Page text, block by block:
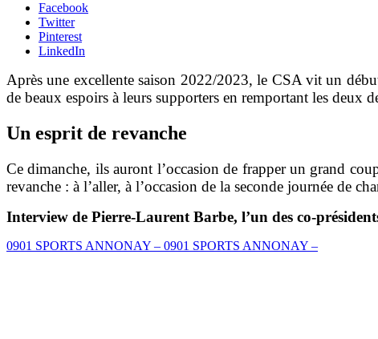
Facebook
Twitter
Pinterest
LinkedIn
Après une excellente saison 2022/2023, le CSA vit un
de beaux espoirs à leurs supporters en remportant les deux
Un esprit de revanche
Ce dimanche, ils auront l’occasion de frapper un grand
revanche : à l’aller, à l’occasion de la seconde journée de
Interview de Pierre-Laurent Barbe, l’un des co-
0901 SPORTS ANNONAY – 0901 SPORTS ANNONAY –